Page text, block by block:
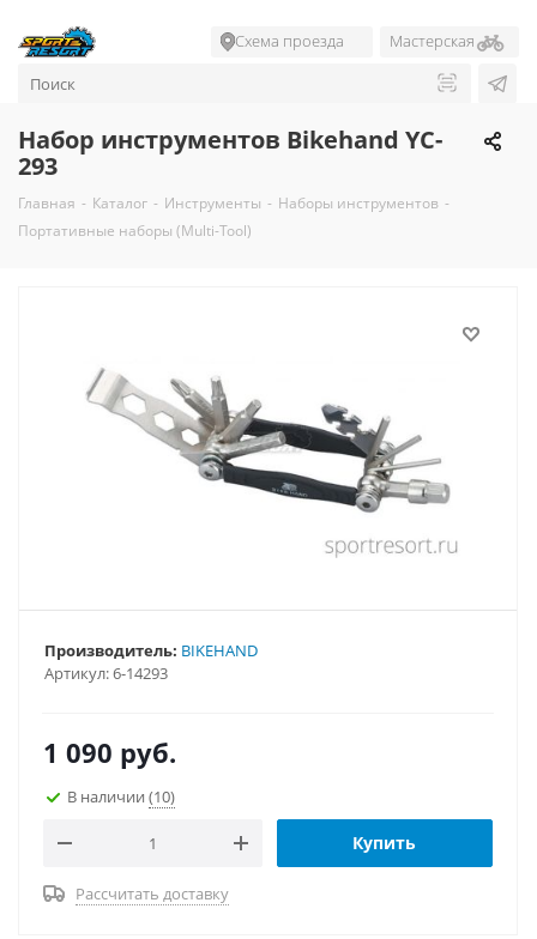
Схема проезда Мастерская
Набор инструментов Bikehand YC-
293
Главная - Каталог - Инструменты - Наборы инструментов -
Портативные наборы (Multi-Tool)
Артикул:6-14293
Производитель: BIKEHAND
1 090 руб.
В наличии (10)
Купить
Рассчитать доставку